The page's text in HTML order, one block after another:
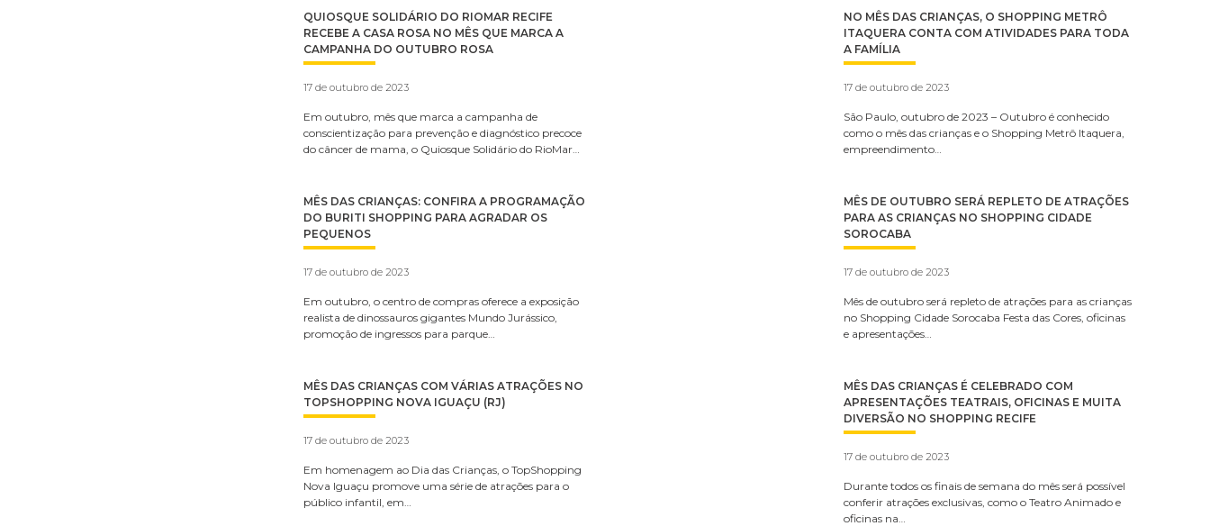
QUIOSQUE SOLIDÁRIO DO RIOMAR RECIFE
RECEBE A CASA ROSA NO MÊS QUE MARCA A
CAMPANHA DO OUTUBRO ROSA
17 de outubro de 2023
Em outubro, mês que marca a campanha de
conscientização para prevenção e diagnóstico precoce
do câncer de mama, o Quiosque Solidário do RioMar…
NO MÊS DAS CRIANÇAS, O SHOPPING METRÔ
ITAQUERA CONTA COM ATIVIDADES PARA TODA
A FAMÍLIA
17 de outubro de 2023
São Paulo, outubro de 2023 – Outubro é conhecido
como o mês das crianças e o Shopping Metrô Itaquera,
empreendimento…
MÊS DAS CRIANÇAS: CONFIRA A PROGRAMAÇÃO
DO BURITI SHOPPING PARA AGRADAR OS
PEQUENOS
17 de outubro de 2023
Em outubro, o centro de compras oferece a exposição
realista de dinossauros gigantes Mundo Jurássico,
promoção de ingressos para parque…
MÊS DE OUTUBRO SERÁ REPLETO DE ATRAÇÕES
PARA AS CRIANÇAS NO SHOPPING CIDADE
SOROCABA
17 de outubro de 2023
Mês de outubro será repleto de atrações para as crianças
no Shopping Cidade Sorocaba Festa das Cores, oficinas
e apresentações…
MÊS DAS CRIANÇAS COM VÁRIAS ATRAÇÕES NO
TOPSHOPPING NOVA IGUAÇU (RJ)
17 de outubro de 2023
Em homenagem ao Dia das Crianças, o TopShopping
Nova Iguaçu promove uma série de atrações para o
público infantil, em…
MÊS DAS CRIANÇAS É CELEBRADO COM
APRESENTAÇÕES TEATRAIS, OFICINAS E MUITA
DIVERSÃO NO SHOPPING RECIFE
17 de outubro de 2023
Durante todos os finais de semana do mês será possível
conferir atrações exclusivas, como o Teatro Animado e
oficinas na…